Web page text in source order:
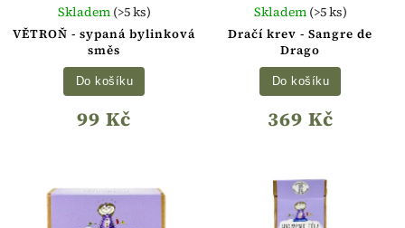
VĚTROŇ - sypaná bylinková
směs
Skladem (>5 ks)
99 Kč
Do košíku
Dračí krev - Sangre de
Drago
Skladem (>5 ks)
369 Kč
Do košíku